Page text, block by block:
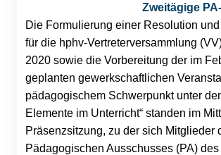
Zweitägige
Die Formulierung einer Resolution
für die hphv-Vertreterversammlung
2020 sowie die Vorbereitung der im
geplanten gewerkschaftlichen
pädagogischem Schwerpunkt unter
Elemente im Unterricht“ standen im
Präsenzsitzung, zu der sich Mitglieder
Pädagogischen Ausschusses (PA)